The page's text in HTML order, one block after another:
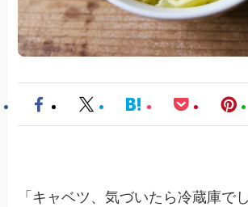
「キャベツ、気づいたら冷蔵庫で